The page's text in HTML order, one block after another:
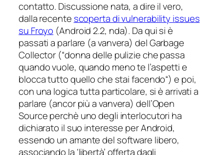
contatto. Discussione nata, a dire il vero,
dalla recente scoperta di vulnerability issues
su Froyo (Android 2.2, nda). Da qui si è
passati a parlare (a vanvera) del Garbage
Collector (“donna delle pulizie che passa
quando vuole, quando meno te l’aspetti e
blocca tutto quello che stai facendo“) e poi,
con una logica tutta particolare, si è arrivati a
parlare (ancor più a vanvera) dell’Open
Source perchè uno degli interlocutori ha
dichiarato il suo interesse per Android,
essendo un amante del software libero,
associando la ‘libertà’ offerta dagli